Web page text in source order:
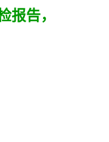
报告，